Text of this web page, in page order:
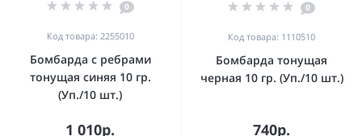
0
Код товара: 2255010
Бомбарда с ребрами
тонущая синяя 10 гр.
(Уп./10 шт.)
1 010р.
0
Код товара: 1110510
Бомбарда тонущая
черная 10 гр. (Уп./10 шт.)
740р.